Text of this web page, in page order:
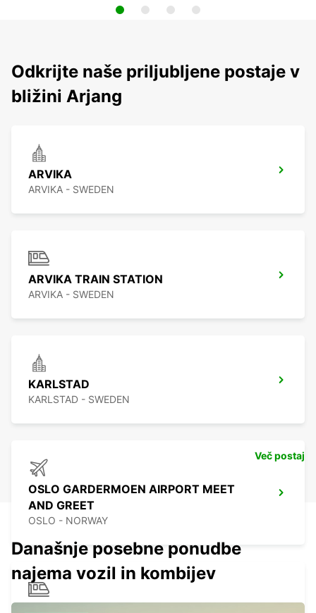
Odkrijte naše priljubljene postaje v
bližini Arjang
ARVIKA
ARVIKA - SWEDEN
ARVIKA TRAIN STATION
ARVIKA - SWEDEN
KARLSTAD
KARLSTAD - SWEDEN
OSLO GARDERMOEN AIRPORT MEET
AND GREET
OSLO - NORWAY
Več postaj
Današnje posebne ponudbe
najema vozil in kombijev